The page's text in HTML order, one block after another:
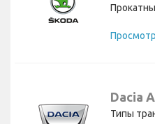
Dacia
Типы